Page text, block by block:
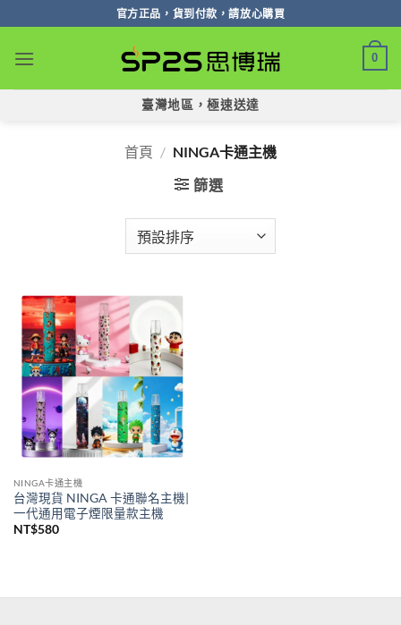
轉
官方正品，貨到付款，請放心購買
0
臺灣地區，極速送達
首頁 / NINGA卡通主機
篩選
NINGA卡通主機
台灣現貨 NINGA 卡通聯名主機|
一代通用電子煙限量款主機
NT$580